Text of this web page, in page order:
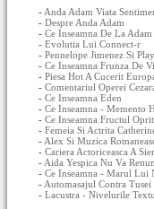
- Anda Adam Viata
- Despre Anda Adam
- Ce Inseamna De La Adam
- Evolutia Lui Connect-r
- Pennelope Jimenez Si
- Ce Inseamna Frunza De
- Piesa Hot A Cucerit
- Comentariul Operei
- Ce Inseamna Eden
- Ce Inseamna - Memento
- Ce Inseamna Fructul Oprit
- Femeia Si Actrita
- Alex Si Muzica
- Cariera Actoriceasca A
- Aida Yespica Nu Va
- Ce Inseamna - Marul Lui
- Automasajul Contra
- Lacustra - Nivelurile